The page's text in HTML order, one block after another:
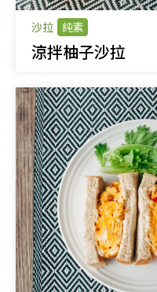
沙拉 純素
涼拌柚子沙拉